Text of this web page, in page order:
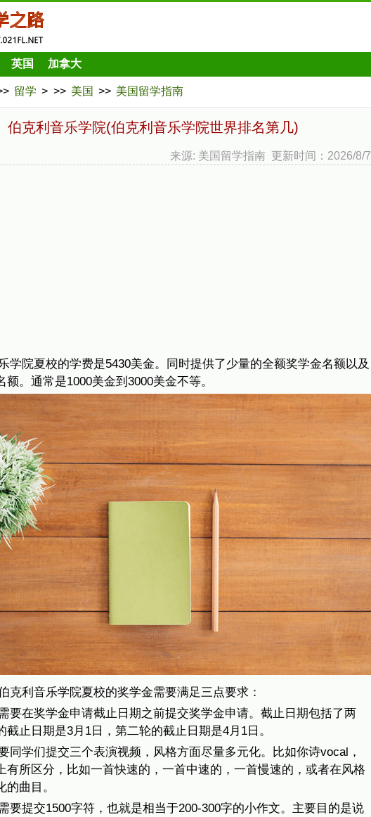
英国 加拿大
留学 > >> 美国 >> 美国留学指南
伯克利音乐学院(伯克利音乐学院世界排名第几)
来源: 美国留学指南 更新时间：2026/8/7
学院夏校的学费是5430美金。同时提供了少量的全额奖学金名额以及
额。通常是1000美金到3000美金不等。
克利音乐学院夏校的奖学金需要满足三点要求：
要在奖学金申请截止日期之前提交奖学金申请。截止日期包括了两
截止日期是3月1日，第二轮的截止日期是4月1日。
同学们提交三个表演视频，风格方面尽量多元化。比如你诗vocal，
有所区分，比如一首快速的，一首中速的，一首慢速的，或者在风格
曲目。
要提交1500字符，也就是相当于200-300字的小作文。主要目的是说